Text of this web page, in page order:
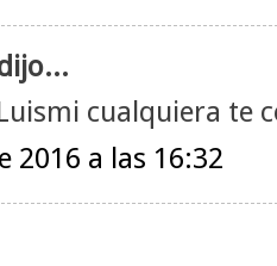
cualquiera te
2016 a las 16:32